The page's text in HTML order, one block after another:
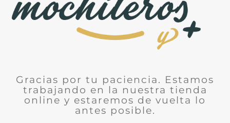
Gracias por tu paciencia. Estamos
trabajando en la nuestra tienda
online y estaremos de vuelta lo
antes posible.